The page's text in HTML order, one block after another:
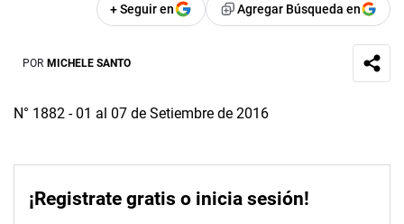
+ Seguir en Agregar Búsqueda en
POR MICHELE SANTO
N° 1882 - 01 al 07 de Setiembre de 2016
¡Registrate gratis o inicia sesión!